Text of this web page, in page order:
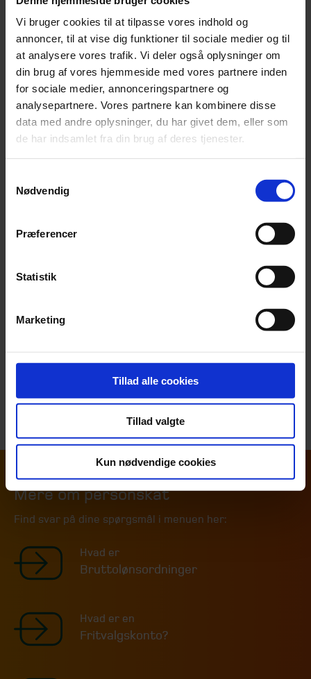
Vi bruger cookies til at tilpasse vores indhold og
annoncer, til at vise dig funktioner til sociale medier og til
at analysere vores trafik. Vi deler også oplysninger om
din brug af vores hjemmeside med vores partnere inden
for sociale medier, annonceringspartnere og
analysepartnere. Vores partnere kan kombinere disse
data med andre oplysninger, du har givet dem, eller som
de har indsamlet fra din brug af deres tjenester.
Nødvendig
Præferencer
Statistik
Marketing
Tillad alle cookies
Tillad valgte
Kun nødvendige cookies
Vi hjælper gerne
at skabe overblik over de samlede privatøkonomiske
pensionsindbetalinger- og -udbetalinger, gaver og
arvemæssige dispositioner, salg af bolig, fraflytning
Kontakt din revisor eller skatteafdelingen for at
betyde i praksis.
Mere om personskat
Find svar på dine spørgsmål i menuen her:
Hvad er
Bruttolønsordninger
Hvad er en
Fritvalgskonto?